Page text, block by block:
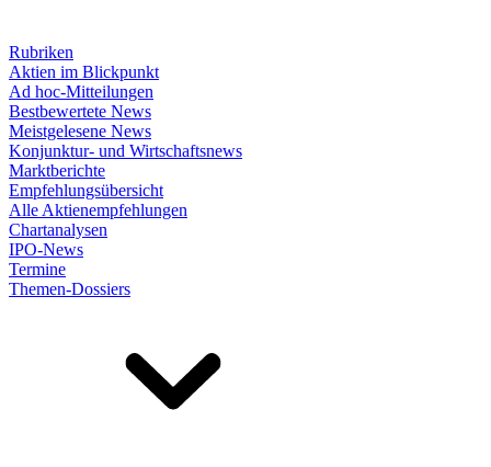
Rubriken
Aktien im Blickpunkt
Ad hoc-Mitteilungen
Bestbewertete News
Meistgelesene News
Konjunktur- und Wirtschaftsnews
Marktberichte
Empfehlungsübersicht
Alle Aktienempfehlungen
Chartanalysen
IPO-News
Termine
Themen-Dossiers